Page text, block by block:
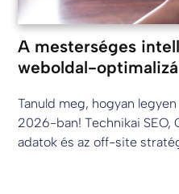
A mesterséges
weboldal-
Tanuld meg, hogyan
2026-ban! Technikai SEO,
adatok és az off-site